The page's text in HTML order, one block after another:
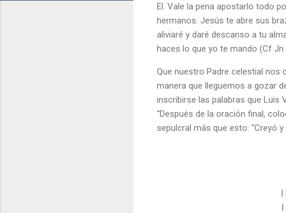
El. Vale la pena apostarlo todo
hermanos. Jesús te abre sus
aliviaré y daré descanso a tu
haces lo que yo te mando (Cf Jn
Que nuestro Padre celestial nos
manera que lleguemos a gozar
inscribirse las palabras que Luis
“Después de la oración final,
sepulcral más que esto: “Creyó y
|
|